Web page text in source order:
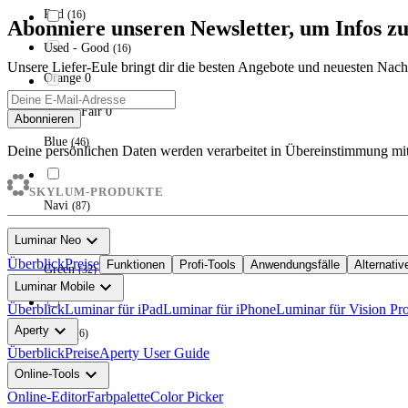
Red (16)
Orange 0
Blue (46)
Navi (87)
Green (32)
Multi (6)
Used - Good (16)
Used - Fair 0
Abonniere unseren Newsletter, um Infos
Unsere Liefer-Eule bringt dir die besten Angebote und neuesten
Abonnieren
Deine persönlichen Daten werden verarbeitet in Übereinstimmung
SKYLUM-PRODUKTE
Luminar Neo expand_more
ÜberblickPreise Funktionen Profi-Tools Anwendungsfälle
Luminar Mobile expand_more
ÜberblickLuminar für iPadLuminar für iPhoneLuminar für Vision
Aperty expand_more
ÜberblickPreiseAperty User Guide
Online-Tools expand_more
Online-EditorFarbpaletteColor Picker